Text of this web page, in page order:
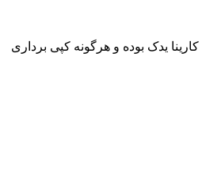
یدک بوده و هرگونه کپی برداری